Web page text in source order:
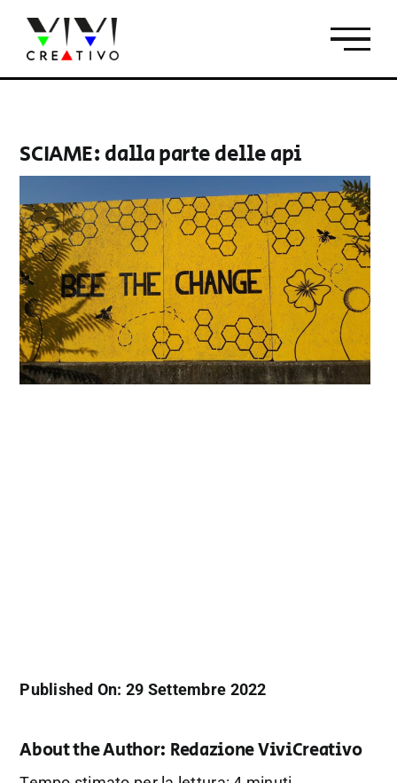
contenuto
SCIAME: dalla parte delle api
Published On: 29 Settembre 2022
About the Author: Redazione ViviCreativo